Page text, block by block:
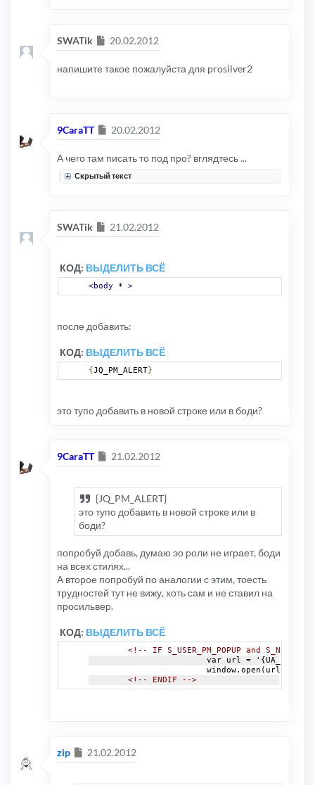
SWATik Сообщение
20.02.2012
напишите такое пожалуйста для prosilver2
9CaraTT Сообщение
20.02.2012
А чего там писать то под про? вглядтесь ...
Скрытый текст
SWATik Сообщение
21.02.2012
КОД: ВЫДЕЛИТЬ ВСЁ
<body * >
после добавить:
КОД: ВЫДЕЛИТЬ ВСЁ
{ JQ_PM_ALERT}
это тупо добавить в новой строке или в боди?
9CaraTT Сообщение
21.02.2012
{JQ_PM_ALERT}
это тупо добавить в новой строке или в
боди?
попробуй добавь, думаю эо роли не играет, боди
на всех стилях...
А второе попробуй по аналогии с этим, тоесть
трудностей тут не вижу, хоть сам и не ставил на
просильвер.
КОД: ВЫДЕЛИТЬ ВСЁ
<!-- IF S_USER_PM_POPUP and S_NEW_PM
var url =
<!-- ENDIF -->
zip Сообщение
21.02.2012